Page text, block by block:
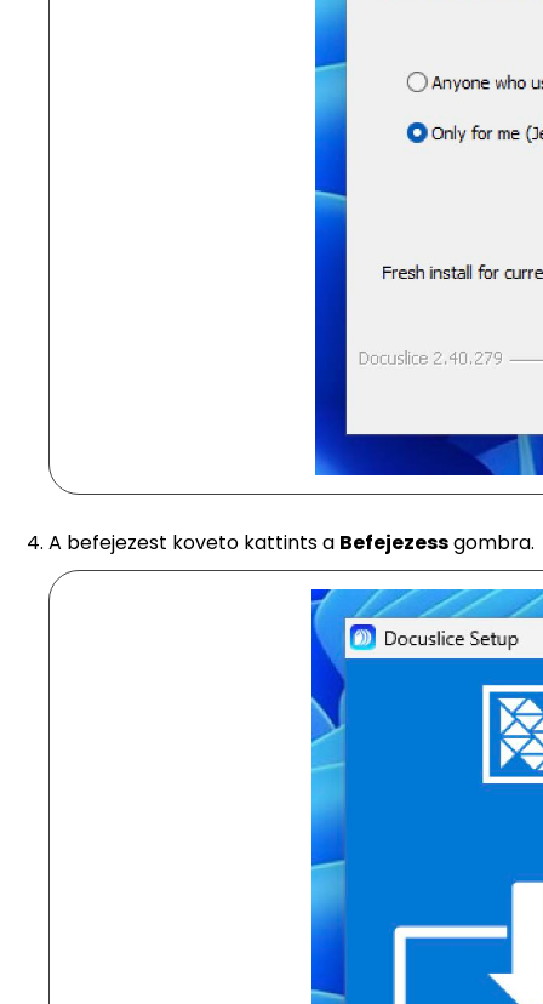
A befejezest koveto kattints a Befejezessgombra.